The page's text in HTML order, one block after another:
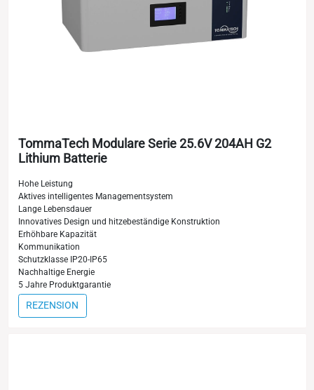
TommaTech Modulare Serie 25.6V 204AH G2
Lithium Batterie
Hohe Leistung
Aktives intelligentes Managementsystem
Lange Lebensdauer
Innovatives Design und hitzebeständige Konstruktion
Erhöhbare Kapazität
Kommunikation
Schutzklasse IP20-IP65
Nachhaltige Energie
5 Jahre Produktgarantie
REZENSION